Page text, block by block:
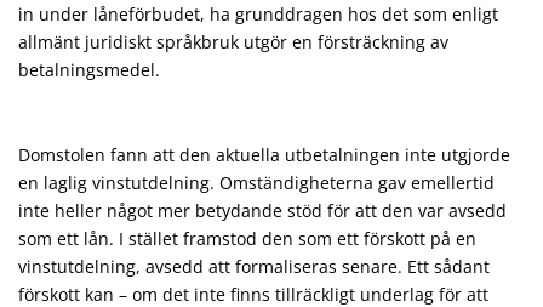
in under låneförbudet, ha grunddragen hos det som enligt
allmänt juridiskt språkbruk utgör en försträckning av
betalningsmedel.
Domstolen fann att den aktuella utbetalningen inte utgjorde
en laglig vinstutdelning. Omständigheterna gav emellertid
inte heller något mer betydande stöd för att den var avsedd
som ett lån. I stället framstod den som ett förskott på en
vinstutdelning, avsedd att formaliseras senare. Ett sådant
förskott kan – om det inte finns tillräckligt underlag för att